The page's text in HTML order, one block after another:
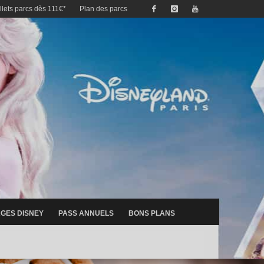
parcs dès 111€* Plan des parcs
DISNEY PASS ANNUELS BONS PLANS